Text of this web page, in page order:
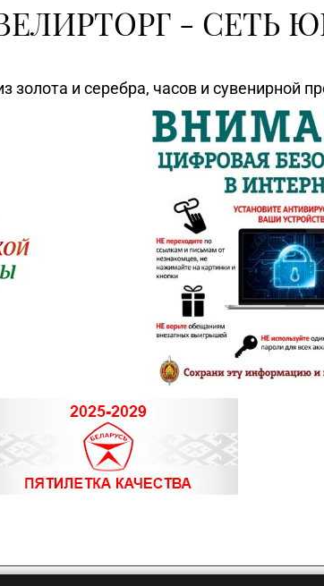
- СЕТЬ
золота и серебра, часов и сувенирной